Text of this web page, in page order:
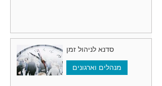
מנהלים וארגונים